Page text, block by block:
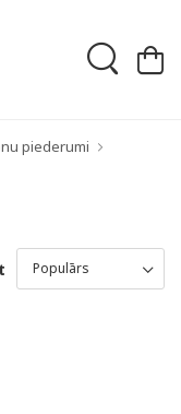
piederumi